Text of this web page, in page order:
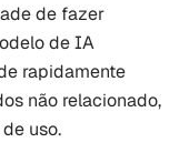
de fazer
de IA
rapidamente
não relacionado,
uso.